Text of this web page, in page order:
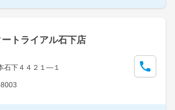
ートライアル石下店
石下４４２１―１